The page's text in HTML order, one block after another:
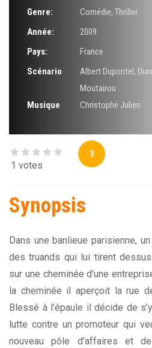
Genre:
Comédie, Thriller
Année:
2009
Pays:
France
Scénario
Albert Dupontel,
Moutairou
Musique
Christophe Julien
1 votes
3
Synopsis
Dans une banlieue parisienne,
des truands qui lui tirent
sur une cheminée d’une
la cheminée il aperçoit la rue
Blessé à l’épaule il décide de
lutte contre un promoteur qui
nouveau pôle d’affaires et